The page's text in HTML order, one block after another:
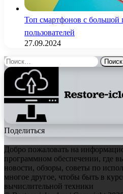
Топ смартфонов с
пользователей
27.09.2024
Найти:
Поделиться
Добро пожаловать на
программном обеспечении, где
новости, обзоры, советы по
многое другое, чтобы быть в
вычислительной техники